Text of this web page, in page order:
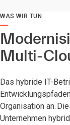
WAS WIR TUN
Multi-
Das hybride IT-
Organisation an.
Unternehmen